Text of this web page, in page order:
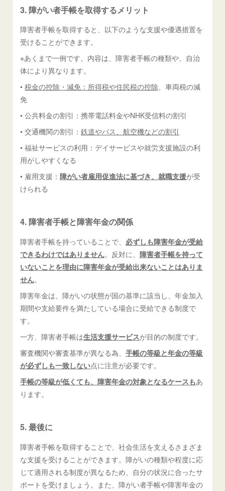
3. 障がい者手帳を取得するメリット
障害者手帳を取得すると、以下のような支援や優遇措置を
受けることができます。
※あくまで一例です。内容は、障害者手帳の種類や、自治
体により異なります。
•税金の控除・減免：所得税や住民税の控除、車両税の減
免
• 公共料金の割引：携帯電話料金やNHK受信料の割引
• 交通機関の割引：鉄道やバス、航空機などの割引
• 福祉サービスの利用：デイサービスや就労支援施設の利
用がしやすくなる
• 雇用支援：障がい者雇用促進法に基づき、就職支援が受
けられる
4. 障害者手帳と障害年金の関係
障害者手帳を持っていることで、 必ずしも障害年金が受給
できるわけではありません。反対に、障害者手帳を持って
いないことを理由に障害年金が受給出来ないことはありま
せん。
障害年金は、障がいの状態が国の基準に該当し、年金加入
期間や支給要件を満たしている場合に受給できる制度で
す。
一方、障害者手帳は生活支援サービスが目的の制度です。
審査機関や審査基準が異なる為、手帳の等級と年金の等級
が必ずしも一致しない点に注意が必要です。
手帳の等級が低くても、障害年金の対象となるケースもあ
ります。
5. 最後に
障害者手帳を取得することで、社会生活を支えるさまざま
な支援を受けることができます。障がいの種類や程度に応
じて適用される制度が異なるため、自分の状況に合ったサ
ポートを受けましょう。また、障がい者手帳や障害年金の